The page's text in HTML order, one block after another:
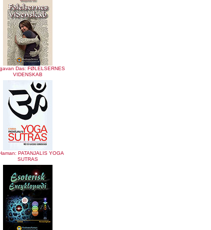
Das: FØLELSERNES
VIDENSKAB
PATANJALIS YOGA
SUTRAS